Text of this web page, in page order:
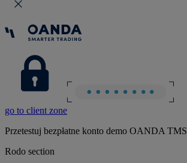
go to client zone
Przetestuj bezpłatne konto demo OANDA TMS
Rodo section